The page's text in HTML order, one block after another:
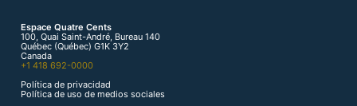
Espace Quatre Cents
100, Quai Saint-André, Bureau 140
Québec (Québec) G1K 3Y2
Canada
+1 418 692-0000
Política de privacidad
Política de uso de medios sociales